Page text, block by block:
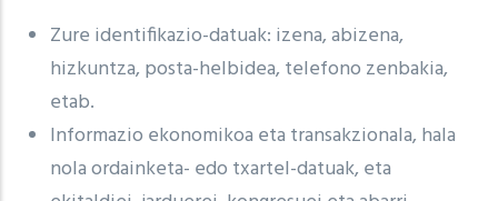
Zure identifikazio-datuak: izena, abizena,
hizkuntza, posta-helbidea, telefono zenbakia,
etab.
Informazio ekonomikoa eta transakzionala, hala
nola ordainketa- edo txartel-datuak, eta